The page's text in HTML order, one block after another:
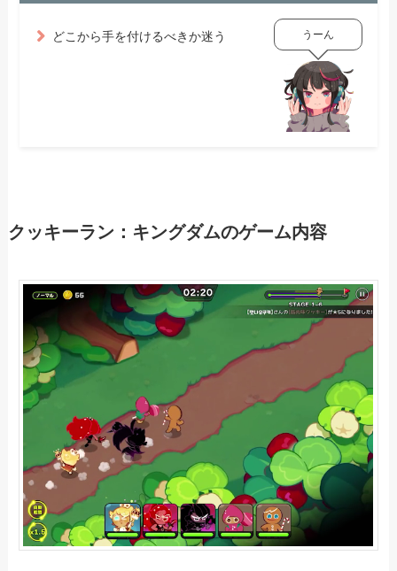
どこから手を付けるべきか迷う うーん
クッキーラン：キングダムのゲーム内容